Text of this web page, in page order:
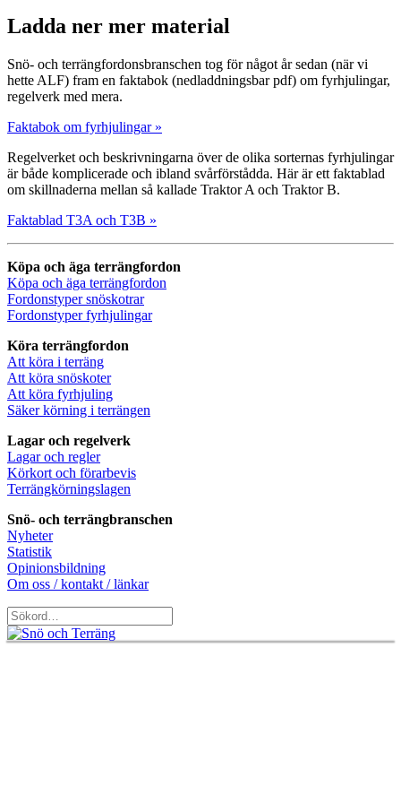
Ladda ner mer material
Snö- och terrängfordonsbranschen tog för något år sedan (när vi
hette ALF) fram en faktabok (nedladdningsbar pdf) om fyrhjulingar,
regelverk med mera.
Faktabok om fyrhjulingar »
Regelverket och beskrivningarna över de olika sorternas fyrhjulingar
är både komplicerade och ibland svårförstådda. Här är ett faktablad
om skillnaderna mellan så kallade Traktor A och Traktor B.
Faktablad T3A och T3B »
Köpa och äga terrängfordon
Köpa och äga terrängfordon
Fordonstyper snöskotrar
Fordonstyper fyrhjulingar
Köra terrängfordon
Att köra i terräng
Att köra snöskoter
Att köra fyrhjuling
Säker körning i terrängen
Lagar och regelverk
Lagar och regler
Körkort och förarbevis
Terrängkörningslagen
Snö- och terrängbranschen
Nyheter
Statistik
Opinionsbildning
Om oss / kontakt / länkar